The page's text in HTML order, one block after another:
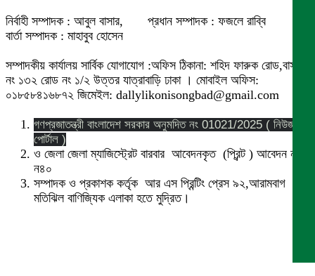
নির্বাহী সম্পাদক : আবুল বাসার, প্রধান সম্পাদক : ফজলে রাব্বি
বার্তা সম্পাদক : মাহাবুব হোসেন
সম্পাদকীয় কার্যালয় সার্বিক যোগাযোগ :অফিস ঠিকানা: শহিদ ফারুক রোড,বাসা
নং ১৩২ রোড নং ১/২ উত্তর যাত্রাবাড়ি ঢাকা । মোবাইল অফিস:
০১৮৫৮৪১৬৮৭২ জিমেইল: dallylikonisongbad@gmail.com
গণপ্রজাতন্ত্রী বাংলাদেশ সরকার অনুমদিত নং 01021/2025 ( নিউজ
পোর্টাল )
ও জেলা জেলা ম্যাজিস্ট্রেট বারবার আবেদনকৃত (প্রিন্ট ) আবেদন নং
ন৪০
সম্পাদক ও প্রকাশক কর্তৃক আর এস প্রিন্টিং প্রেস ৯২,আরামবাগ
মতিঝিল বাণিজ্যিক এলাকা হতে মুদ্রিত।